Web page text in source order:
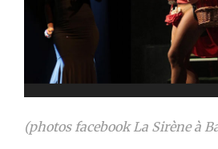
(photos facebook La Sirène à